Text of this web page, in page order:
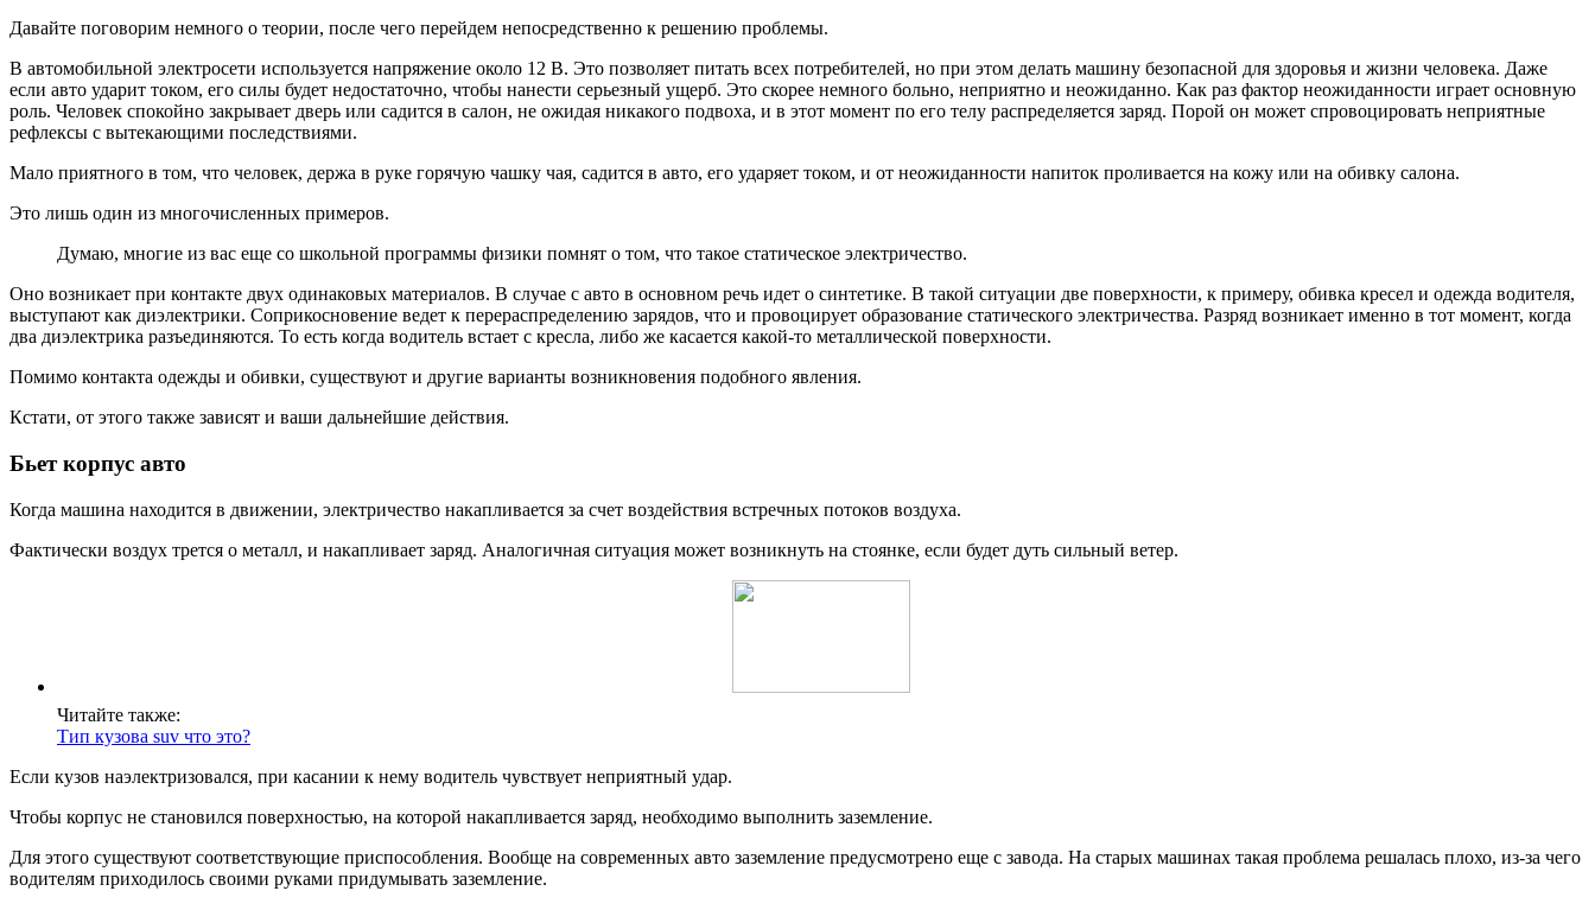
Давайте поговорим немного о теории, после чего перейдем непосредственно к решению проблемы.
В автомобильной электросети используется напряжение около 12 В. Это позволяет питать всех потребителей, но при этом делать машину безопасной для здоровья и жизни человека. Даже
если авто ударит током, его силы будет недостаточно, чтобы нанести серьезный ущерб. Это скорее немного больно, неприятно и неожиданно. Как раз фактор неожиданности играет основную
роль. Человек спокойно закрывает дверь или садится в салон, не ожидая никакого подвоха, и в этот момент по его телу распределяется заряд. Порой он может спровоцировать неприятные
рефлексы с вытекающими последствиями.
Мало приятного в том, что человек, держа в руке горячую чашку чая, садится в авто, его ударяет током, и от неожиданности напиток проливается на кожу или на обивку салона.
Это лишь один из многочисленных примеров.
Думаю, многие из вас еще со школьной программы физики помнят о том, что такое статическое электричество.
Оно возникает при контакте двух одинаковых материалов. В случае с авто в основном речь идет о синтетике. В такой ситуации две поверхности, к примеру, обивка кресел и одежда водителя,
выступают как диэлектрики. Соприкосновение ведет к перераспределению зарядов, что и провоцирует образование статического электричества. Разряд возникает именно в тот момент, когда
два диэлектрика разъединяются. То есть когда водитель встает с кресла, либо же касается какой-то металлической поверхности.
Помимо контакта одежды и обивки, существуют и другие варианты возникновения подобного явления.
Кстати, от этого также зависят и ваши дальнейшие действия.
Бьет корпус авто
Когда машина находится в движении, электричество накапливается за счет воздействия встречных потоков воздуха.
Фактически воздух трется о металл, и накапливает заряд. Аналогичная ситуация может возникнуть на стоянке, если будет дуть сильный ветер.
Читайте также:
Тип кузова suv что это?
Если кузов наэлектризовался, при касании к нему водитель чувствует неприятный удар.
Чтобы корпус не становился поверхностью, на которой накапливается заряд, необходимо выполнить заземление.
Для этого существуют соответствующие приспособления. Вообще на современных авто заземление предусмотрено еще с завода. На старых машинах такая проблема решалась плохо, из-за чего
водителям приходилось своими руками придумывать заземление.